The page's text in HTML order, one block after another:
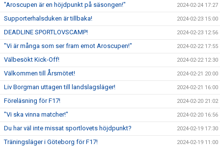
"Aroscupen är en höjdpunkt på säsongen!" 2024-02-24 17:27
Supporterhalsduken är tillbaka! 2024-02-23 15:00
DEADLINE SPORTLOVSCAMP! 2024-02-23 12:56
"Vi är många som ser fram emot Aroscupen!" 2024-02-22 17:55
Välbesökt Kick-Off! 2024-02-22 12:30
Välkommen till Årsmötet! 2024-02-21 20:00
Liv Borgman uttagen till landslagsläger! 2024-02-21 16:00
Föreläsning för F17! 2024-02-20 21:02
"Vi ska vinna matcher!" 2024-02-20 16:56
Du har väl inte missat sportlovets höjdpunkt? 2024-02-19 17:30
Träningsläger i Göteborg för F17! 2024-02-19 11:00